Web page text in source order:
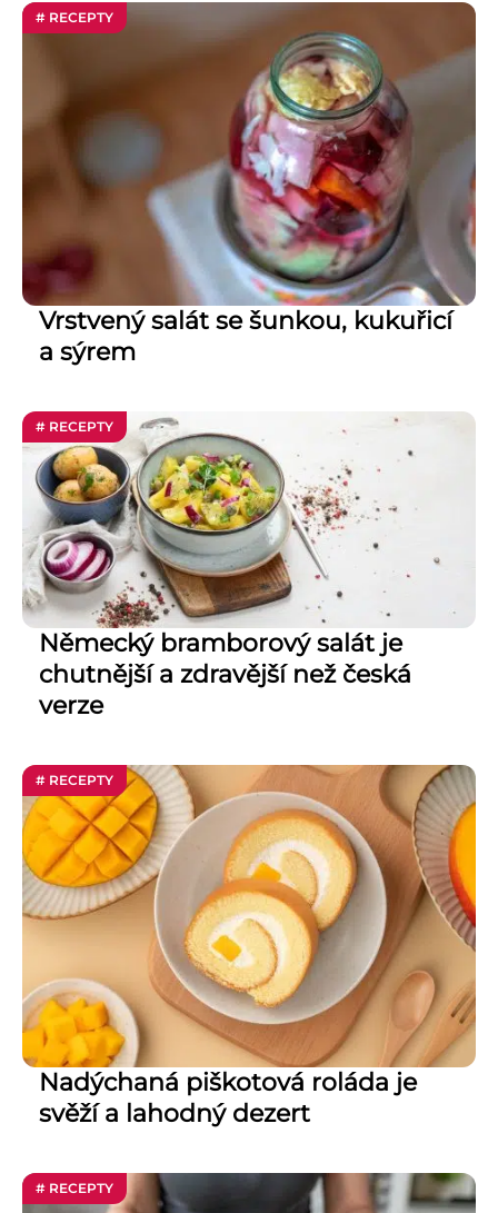
# RECEPTY
Vrstvený salát se šunkou, kukuřicí
a sýrem
# RECEPTY
Německý bramborový salát je
chutnější a zdravější než česká
verze
# RECEPTY
Nadýchaná piškotová roláda je
svěží a lahodný dezert
# RECEPTY